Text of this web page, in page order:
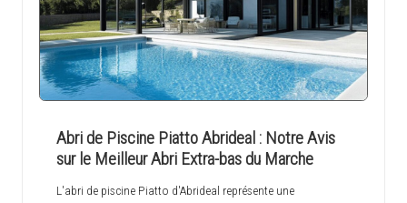
Abri de Piscine Piatto Abrideal : Notre Avis
sur le Meilleur Abri Extra-bas du Marche
L'abri de piscine Piatto d'Abrideal représente une